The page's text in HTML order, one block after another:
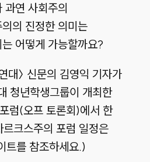
과연 사회주의
의 진정한 의미는
어떻게 가능할까요?
대〉 신문의 김영익 기자가
청년학생그룹이 개최한
럼(오프 토론회)에서 한
크스주의 포럼 일정은
트를 참조하세요.)